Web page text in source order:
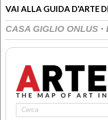
VAI ALLA GUIDA D'ARTE
CASA GIGLIO ONLUS ·